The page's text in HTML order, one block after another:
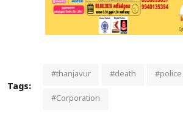
Tags:
#thanjavur #death #police
#Corporation